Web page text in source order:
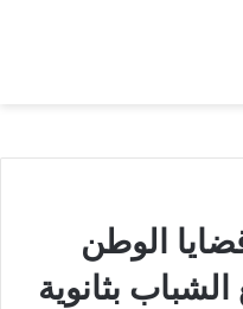
الوطن
بثانوية